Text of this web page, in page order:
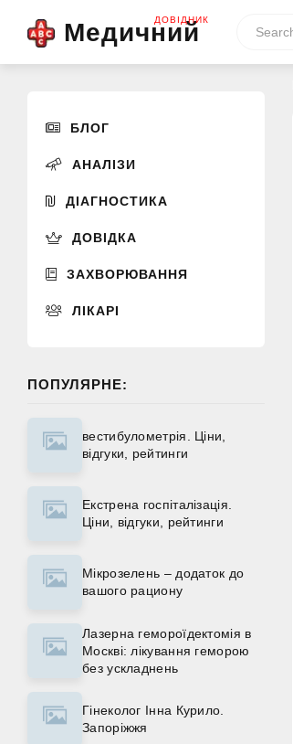
Медичний
ДОВІДНИК
БЛОГ
АНАЛІЗИ
ДІАГНОСТИКА
ДОВІДКА
ЗАХВОРЮВАННЯ
ЛІКАРІ
ПОПУЛЯРНЕ:
вестибулометрія. Ціни,
відгуки, рейтинги
Екстрена госпіталізація.
Ціни, відгуки, рейтинги
Мікрозелень – додаток до
вашого рациону
Лазерна гемороїдектомія в
Москві: лікування геморою
без ускладнень
Гінеколог Інна Курило.
Запоріжжя